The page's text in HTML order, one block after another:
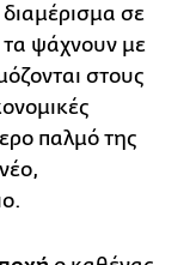
σε
τα ψάχνουν με
στους
παλμό της